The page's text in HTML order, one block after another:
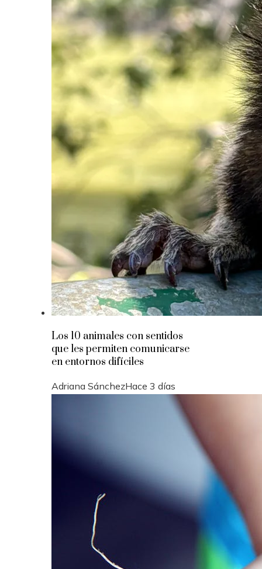
Los 10 animales con sentidos
que les permiten comunicarse
en entornos difíciles
Adriana SánchezHace 3 días